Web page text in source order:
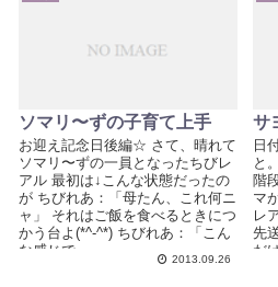
ソマリ〜ずの子育て上手
お迎え記念日後編☆ さて、晴れて
ソマリ〜ずの一員となったちびレ
アル 最初は↓こんな状態だったの
が ちびれあ：「母たん、これ何ニ
ャ」 それはご飯を食べるときにつ
かう台よ(*^-^*) ちびれあ：「こん
な感じで」 ...
2013.09.26
サ
日
と
階
マ
レ
先
だ